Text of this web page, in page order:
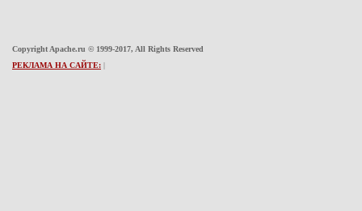
Copyright Apache.ru © 1999-2017, All Rights Reserved
РЕКЛАМА НА САЙТЕ: |